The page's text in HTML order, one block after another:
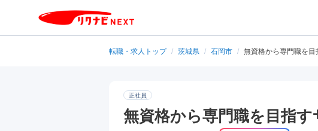
転職・求人トップ / 茨城県 / 石岡市 / 無資格から専門職を
正社員
無資格から専門職を目指